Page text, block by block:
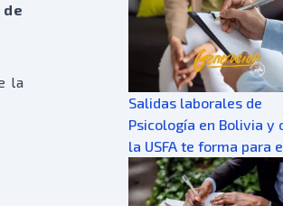
la
Salidas laborales de
Psicología en Bolivia y
la USFA te forma para